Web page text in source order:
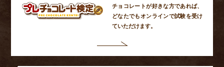
チョコレートが好きな方であれば、
どなたでもオンラインで試験を受け
ていただけます。